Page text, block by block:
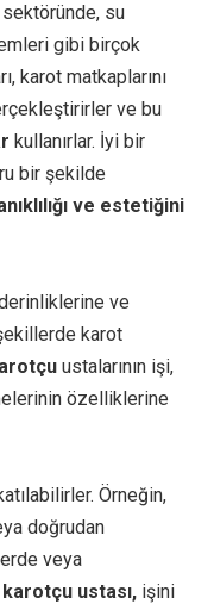
su
gibi birçok
karot matkaplarını
ve bu
kullanırlar. İyi bir
bir şekilde
ve estetiğini
ve
karot
ustalarının işi,
özelliklerine
Örneğin,
doğrudan
veya
karotçu ustası, işini